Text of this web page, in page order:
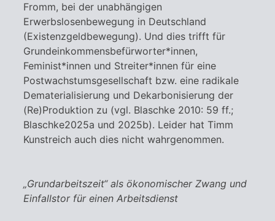
Fromm, bei der unabhängigen
Erwerbslosenbewegung in Deutschland
(Existenzgeldbewegung). Und dies trifft für
Grundeinkommensbefürworter*innen,
Feminist*innen und Streiter*innen für eine
Postwachstumsgesellschaft bzw. eine radikale
Dematerialisierung und Dekarbonisierung der
(Re)Produktion zu (vgl. Blaschke 2010: 59 ff.;
Blaschke2025a und 2025b). Leider hat Timm
Kunstreich auch dies nicht wahrgenommen.
„Grundarbeitszeit“ als ökonomischer Zwang und
Einfallstor für einen Arbeitsdienst